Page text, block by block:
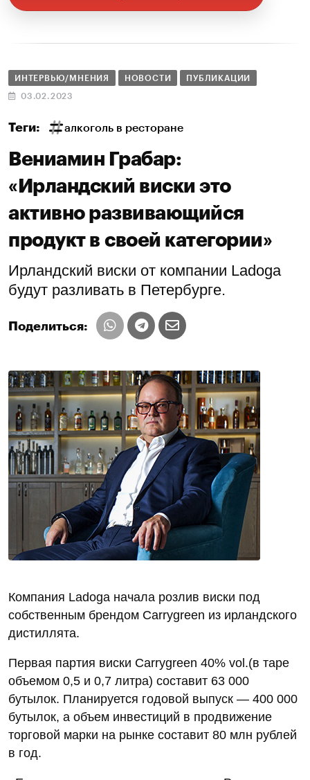
ИНТЕРВЬЮ/МНЕНИЯ НОВОСТИ ПУБЛИКАЦИИ
03.02.2023
Теги: алкоголь в ресторане
Вениамин Грабар:
«Ирландский виски это
активно развивающийся
продукт в своей категории»
Ирландский виски от компании Ladoga
будут разливать в Петербурге.
Поделиться:
Компания Ladoga начала розлив виски под
собственным брендом Carrygreen из ирландского
дистиллята.
Первая партия виски Carrygreen 40% vol.(в таре
объемом 0,5 и 0,7 литра) составит 63 000
бутылок. Планируется годовой выпуск — 400 000
бутылок, а объем инвестиций в продвижение
торговой марки на рынке составит 80 млн рублей
в год.